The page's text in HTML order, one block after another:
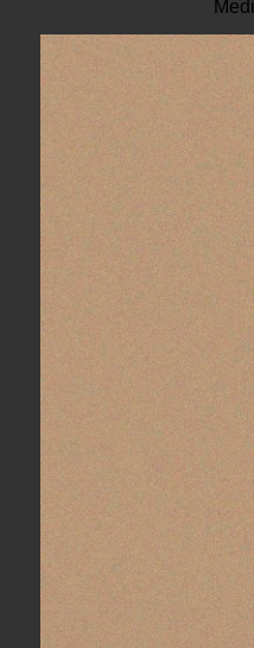
Avaliações dos
Gisela O.
Eu recomendo esse
Gostei muito, adoro
Produto:
Toalha de
Eu recomendo
Prato
Eu recomendo esse
Chegou tudo
Fernando A.
Eu recomendo esse
Produto recebido
Ele veio com um
Produto:
Porta